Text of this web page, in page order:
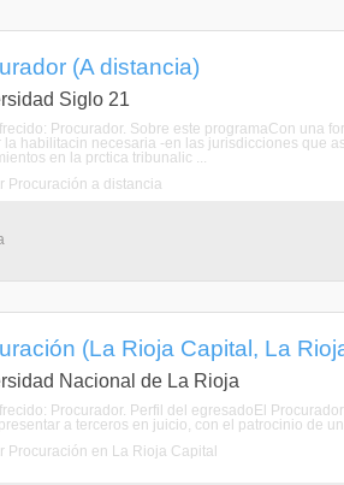
(A distancia)
Siglo 21
Procurador. Sobre este programaCon una
la habilitacin necesaria -en las jurisdicciones que
en la prctica tribunalic ...
Procuración a distancia
(La Rioja Capital, La
Nacional de La Rioja
Procurador. Perfil del egresadoEl
a terceros en juicio, con el patrocinio de
Procuración en La Rioja Capital